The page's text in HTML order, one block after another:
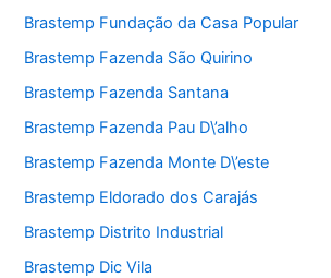
Brastemp Fundação da Casa Popular
Brastemp Fazenda São Quirino
Brastemp Fazenda Santana
Brastemp Fazenda Pau D\’alho
Brastemp Fazenda Monte D\’este
Brastemp Eldorado dos Carajás
Brastemp Distrito Industrial
Brastemp Dic Vila